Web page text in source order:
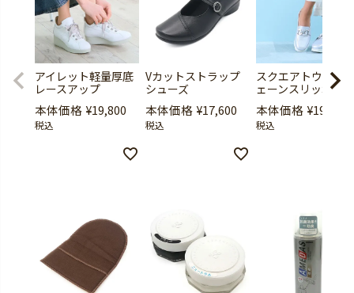
アイレット軽量厚底
レースアップ
本体価格 ¥19,800
税込
Vカットストラップ
シューズ
本体価格 ¥17,600
税込
スクエアトウ厚底
ェーンスリッポン
本体価格 ¥19,800
税込